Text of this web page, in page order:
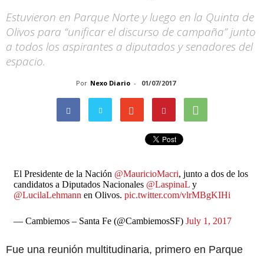
Estuvieron en Parque Norte y luego en la Quinta de
Olivos para “unificar el discurso de campaña” junto
a todos los aspirantes a diputados y senadores del
espacio.
Por Nexo Diario - 01/07/2017
El Presidente de la Nación @MauricioMacri, junto a dos de los
candidatos a Diputados Nacionales @LaspinaLy
@LucilaLehmann en Olivos. pic.twitter.com/vlrMBgKIHi
— Cambiemos – Santa Fe (@CambiemosSF) July 1, 2017
Fue una reunión multitudinaria, primero en Parque